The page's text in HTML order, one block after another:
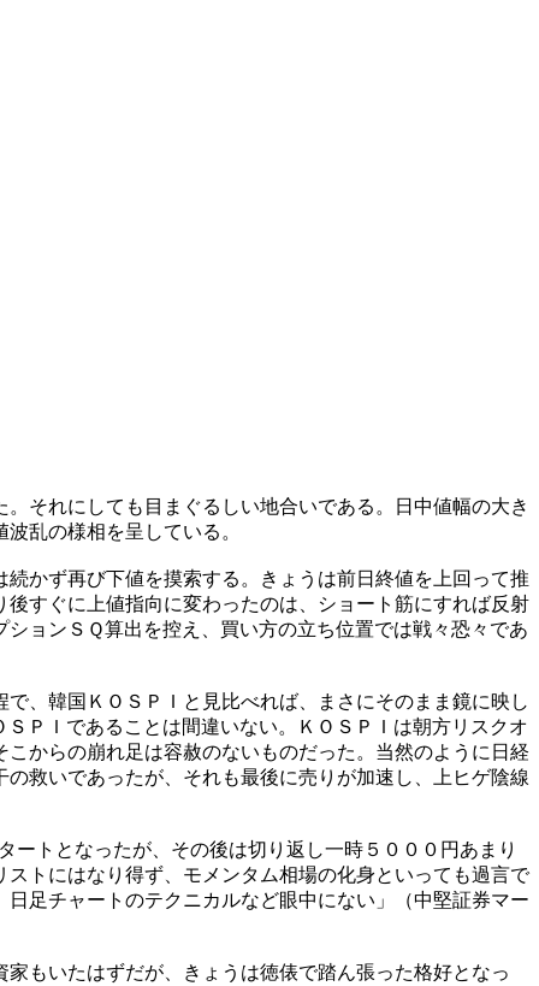
それにしても目まぐるしい地合いである。日中値幅の大き
乱の様相を呈している。
かず再び下値を摸索する。きょうは前日終値を上回って推
すぐに上値指向に変わったのは、ショート筋にすれば反射
ョンＳＱ算出を控え、買い方の立ち位置では戦々恐々であ
、韓国ＫＯＳＰＩと見比べれば、まさにそのまま鏡に映し
ＰＩであることは間違いない。ＫＯＳＰＩは朝方リスクオ
からの崩れ足は容赦のないものだった。当然のように日経
救いであったが、それも最後に売りが加速し、上ヒゲ陰線
ートとなったが、その後は切り返し一時５０００円あまり
トにはなり得ず、モメンタム相場の化身といっても過言で
足チャートのテクニカルなど眼中にない」（中堅証券マー
もいたはずだが、きょうは徳俵で踏ん張った格好となっ